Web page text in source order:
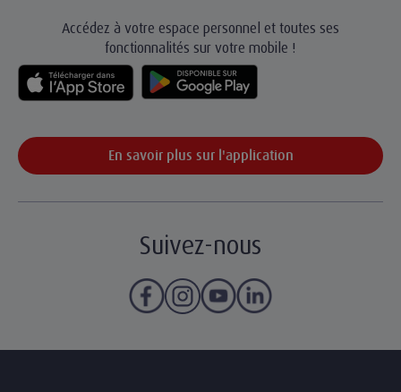
Accédez à votre espace personnel et toutes ses
fonctionnalités sur votre mobile !
En savoir plus sur l'application
Suivez-nous